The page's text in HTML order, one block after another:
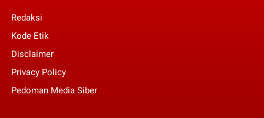
Redaksi
Kode Etik
Disclaimer
Privacy Policy
Pedoman Media Siber